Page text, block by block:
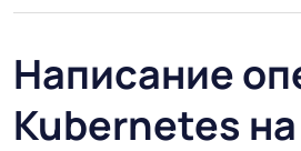
Написание
Kubernetes